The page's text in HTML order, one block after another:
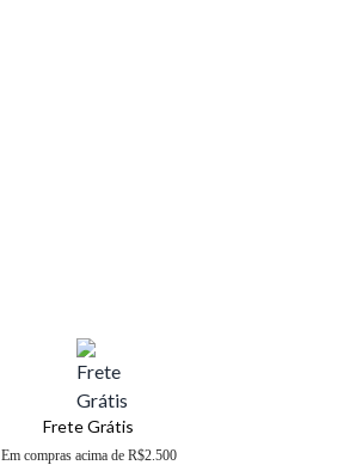
Frete Grátis
Em compras acima de R$2.500